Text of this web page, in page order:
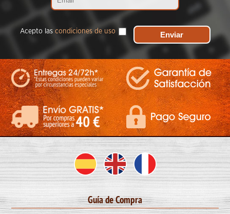
Acepto las condiciones de uso
Guía de Compra